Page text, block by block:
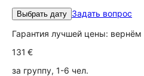
Выбрать дату Задать вопрос
Гарантия лучшей цены:
131 €
за группу, 1-6 чел.